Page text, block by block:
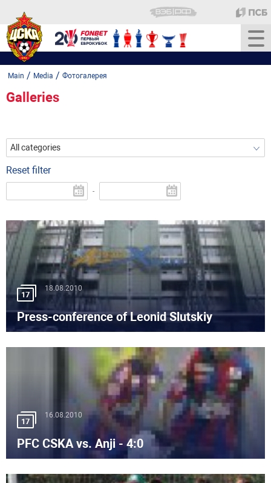
Main / Media / Фотогалерея
Galleries
All categories
Reset filter
-
17
18.08.2010
Press-conference of Leonid Slutskiy
17
16.08.2010
PFC CSKA vs. Anji - 4:0